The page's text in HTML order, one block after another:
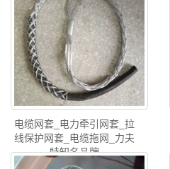
电缆网套_电力牵引网套_拉
线保护网套_电缆拖网_力夫
特知名品牌